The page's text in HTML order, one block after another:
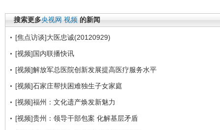
搜索更多央视网 视频 的新闻
[焦点访谈]大医忠诚(20120929)
[视频]国内联播快讯
[视频]解放军总医院创新发展提高医疗服务水平
[视频]石家庄帮扶困难独生子女家庭
[视频]福州：文化遗产焕发新魅力
[视频]贵州：领导干部包案 化解基层矛盾